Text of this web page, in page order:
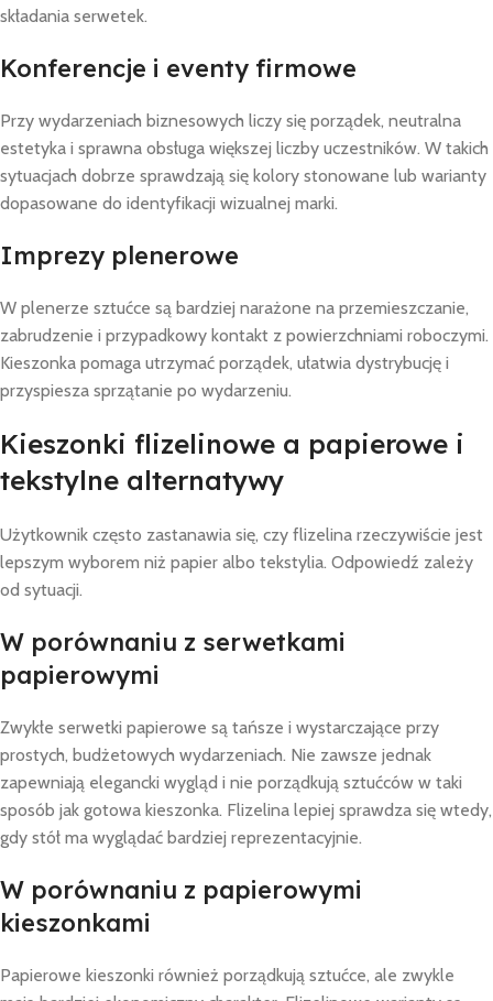
składania serwetek.
Konferencje i eventy firmowe
Przy wydarzeniach biznesowych liczy się porządek, neutralna
estetyka i sprawna obsługa większej liczby uczestników. W takich
sytuacjach dobrze sprawdzają się kolory stonowane lub warianty
dopasowane do identyfikacji wizualnej marki.
Imprezy plenerowe
W plenerze sztućce są bardziej narażone na przemieszczanie,
zabrudzenie i przypadkowy kontakt z powierzchniami roboczymi.
Kieszonka pomaga utrzymać porządek, ułatwia dystrybucję i
przyspiesza sprzątanie po wydarzeniu.
Kieszonki flizelinowe a papierowe i
tekstylne alternatywy
Użytkownik często zastanawia się, czy flizelina rzeczywiście jest
lepszym wyborem niż papier albo tekstylia. Odpowiedź zależy
od sytuacji.
W porównaniu z serwetkami
papierowymi
Zwykłe serwetki papierowe są tańsze i wystarczające przy
prostych, budżetowych wydarzeniach. Nie zawsze jednak
zapewniają elegancki wygląd i nie porządkują sztućców w taki
sposób jak gotowa kieszonka. Flizelina lepiej sprawdza się wtedy,
gdy stół ma wyglądać bardziej reprezentacyjnie.
W porównaniu z papierowymi
kieszonkami
Papierowe kieszonki również porządkują sztućce, ale zwykle